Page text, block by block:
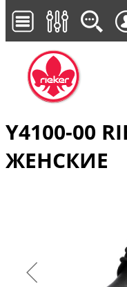
Y4100-00
ЖЕНСКИЕ